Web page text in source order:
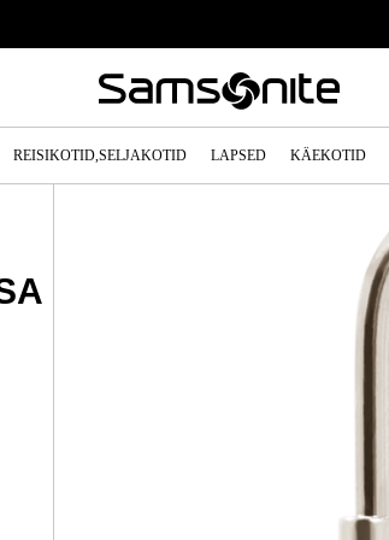
REISIKOTID,SELJAKOTID LAPSED KÄEKOTID